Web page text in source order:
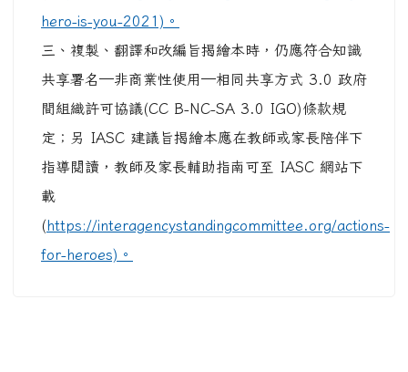
hero-is-you-2021)。
三、複製、翻譯和改編旨揭繪本時，仍應符合知識
共享署名─非商業性使用─相同共享方式 3.0 政府
間組織許可協議(CC B-NC-SA 3.0 IGO)條款規
定；另 IASC 建議旨揭繪本應在教師或家長陪伴下
指導閱讀，教師及家長輔助指南可至 IASC 網站下
載
(https://interagencystandingcommittee.org/actions-
for-heroes)。